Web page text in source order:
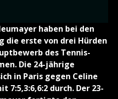
haben bei den
die erste von drei Hürden
des Tennis-
Die 24-jährige
in Paris gegen Celine
7:5,3:6,6:2 durch. Der 23-